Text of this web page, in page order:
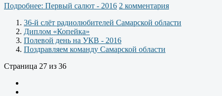
Подробнее: Первый салют - 2016 2 комментария
36-й слёт радиолюбителей Самарской области
Диплом «Копейка»
Полевой день на УКВ - 2016
Поздравляем команду Самарской области
Страница 27 из 36